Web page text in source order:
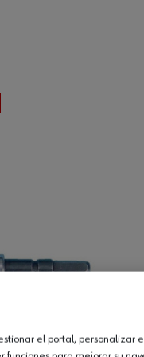
el portal, personalizar